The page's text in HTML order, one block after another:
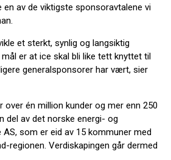
en av de viktigste sponsoravtalene vi
et sterkt, synlig og langsiktig
er at ice skal bli like tett knyttet til
generalsponsorer har vært, sier
over én million kunder og mer enn 250
del av det norske energi- og
som er eid av 15 kommuner med
regionen. Verdiskapingen går dermed